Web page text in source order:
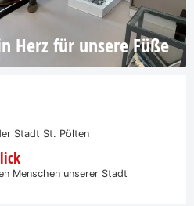
Herz für unsere Füße
Stadt St. Pölten
Menschen unserer Stadt